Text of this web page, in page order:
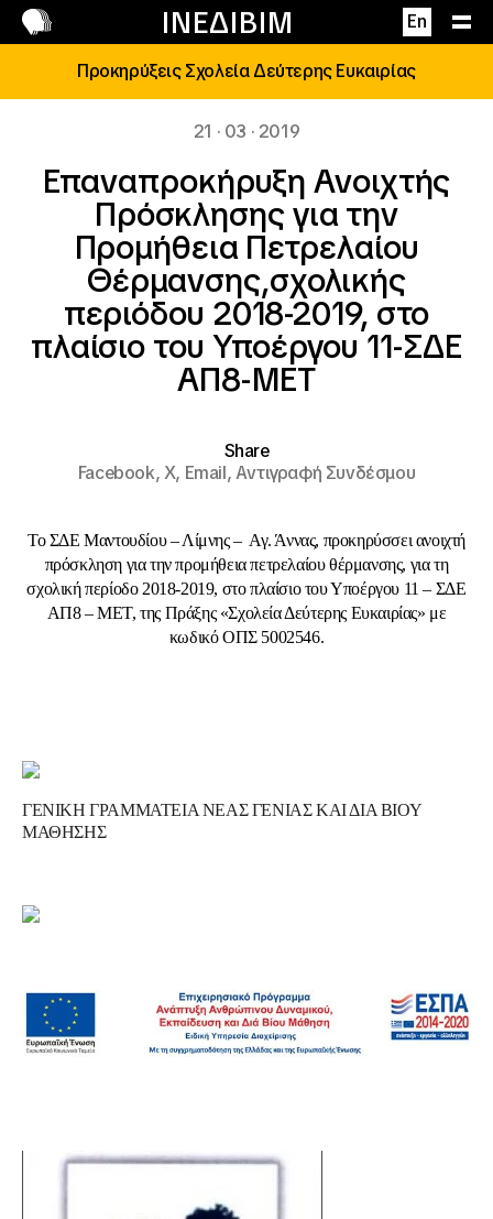
ΙΝΕΔΙΒΙΜ En
Επικοινωνία
Προκηρύξεις Σχολεία Δεύτερης Ευκαιρίας
21 · 03 · 2019
Επαναπροκήρυξη Ανοιχτής
Πρόσκλησης για την
Προμήθεια Πετρελαίου
Θέρμανσης,σχολικής
περιόδου 2018-2019, στο
πλαίσιο του Υποέργου 11-ΣΔΕ
ΑΠ8-ΜΕΤ
Share
Facebook,X, Email,Αντιγραφή Συνδέσμου
Το ΣΔΕ Μαντουδίου – Λίμνης – Αγ. Άννας, προκηρύσσει ανοιχτή
πρόσκληση για την προμήθεια πετρελαίου θέρμανσης, για τη
σχολική περίοδο 2018-2019, στο πλαίσιο του Υποέργου 11 – ΣΔΕ
ΑΠ8 – ΜΕΤ, της Πράξης «Σχολεία Δεύτερης Ευκαιρίας» με
κωδικό ΟΠΣ 5002546.
ΓΕΝΙΚΗ ΓΡΑΜΜΑΤΕΙΑ ΝΕΑΣ ΓΕΝΙΑΣ ΚΑΙ ΔΙΑ ΒΙΟΥ
ΜΑΘΗΣΗΣ